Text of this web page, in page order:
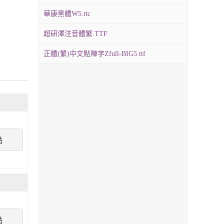
華康黑體W5.ttc
超研澤注音體繁.TTF
正體(繁)中文點陣字Zfull-BIG5.ttf